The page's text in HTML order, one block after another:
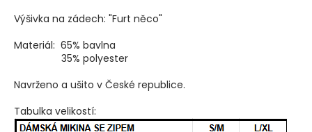
Výšivka na zádech: "Furt něco"
Materiál: 65% bavlna
35% polyester
Navrženo a ušito v České republice.
Tabulka velikostí: